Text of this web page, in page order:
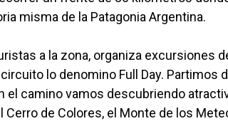
misma de la Patagonia Argentina.
a la zona, organiza excursiones
lo denomino Full Day. Partimos
el camino vamos descubriendo
Cerro de Colores, el Monte de los